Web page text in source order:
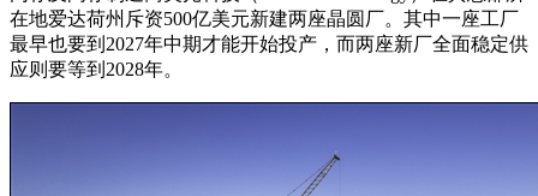
在地爱达荷州斥资500亿美元新建两座晶圆厂。其中一座工厂
最早也要到2027年中期才能开始投产，而两座新厂全面稳定供
应则要等到2028年。